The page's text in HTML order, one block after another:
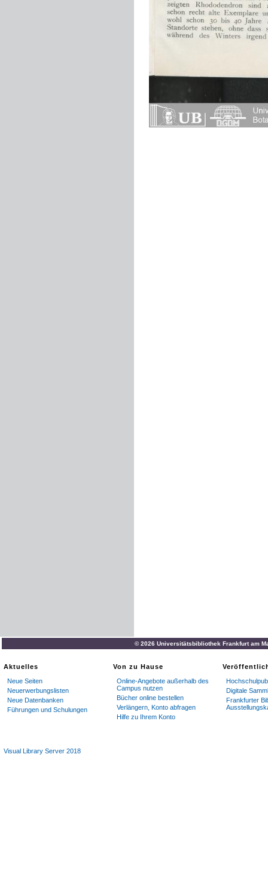
© 2026 Universitätsbibliothek Frankfurt am
Aktuelles
Neue Seiten
Neuerwerbungslisten
Neue Datenbanken
Führungen und Schulungen
Von zu Hause
Online-Angebote außerhalb des
Campus nutzen
Bücher online bestellen
Verlängern, Konto abfragen
Hilfe zu Ihrem Konto
Digitale
Frankfurter
Visual Library Server 2018